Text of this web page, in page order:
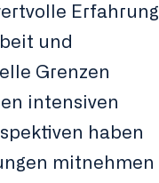
Erfahrung
und
Grenzen
intensiven
haben
mitnehmen